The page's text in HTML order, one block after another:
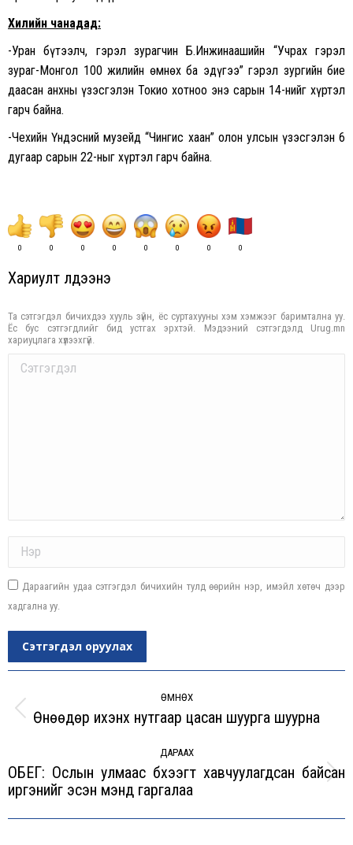
Хилийн чанадад:
-Уран бүтээлч, гэрэл зурагчин Б.Инжинаашийн “Учрах гэрэл
зураг-Монгол 100 жилийн өмнөх ба эдүгээ” гэрэл зургийн бие
даасан анхны үзэсгэлэн Токио хотноо энэ сарын 14-нийг хүртэл
гарч байна.
-Чехийн Үндэсний музейд “Чингис хаан” олон улсын үзэсгэлэн 6
дугаар сарын 22-ныг хүртэл гарч байна.
0 0 0 0 0 0 0 0
Хариулт үлдээнэ үү
Та сэтгэгдэл бичихдээ хууль зүйн, ёс суртахууны хэм хэмжээг баримтална уу.
Ёс бус сэтгэгдлийг бид устгах эрхтэй. Мэдээний сэтгэгдэлд Urug.mn
хариуцлага хүлээхгүй.
Comment
Дараагийн удаа сэтгэгдэл бичихийн тулд өөрийн нэр, имэйл хөтөч дээр
хадгална уу.
Сэтгэгдэл оруулах
navigation
ӨМНӨХ
Previous
Өнөөдөр ихэнх нутгаар цасан шуурга шуурна
ДАРААХ
Next
ОБЕГ: Ослын улмаас бүхээгт хавчуулагдсан байсан
иргэнийг эсэн мэнд гаргалаа